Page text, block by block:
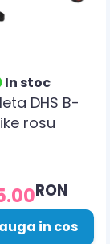
In stoc
DHS B-
rosu
RON
in cos